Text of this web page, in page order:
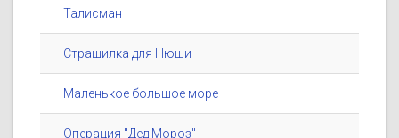
Талисман
Страшилка для Нюши
Маленькое большое море
Операция "Дед Мороз"